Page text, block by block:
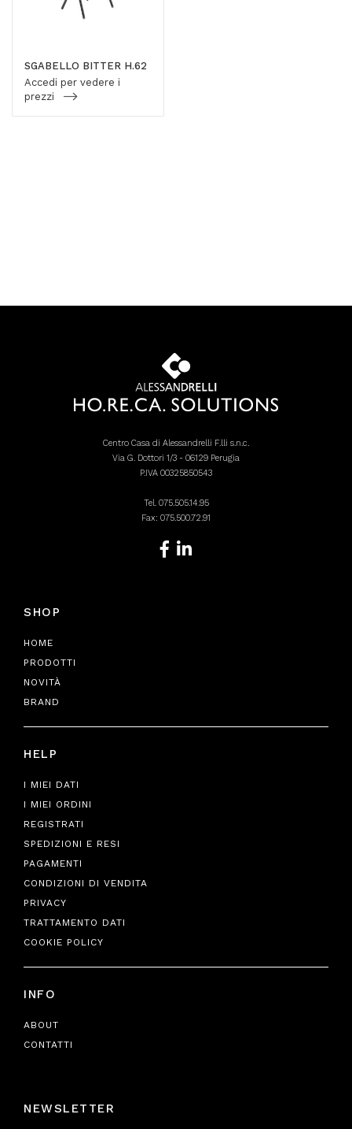
SGABELLO BITTER H.62
Accedi per vedere i
prezzi
Centro Casa di Alessandrelli F.lli s.n.c.
Via G. Dottori 1/3 - 06129 Perugia
P.IVA 00325850543
Tel. 075.505.14.95
Fax: 075.500.72.91
SHOP
HOME
PRODOTTI
NOVITÀ
BRAND
HELP
I MIEI DATI
I MIEI ORDINI
REGISTRATI
SPEDIZIONI E RESI
PAGAMENTI
CONDIZIONI DI VENDITA
PRIVACY
TRATTAMENTO DATI
COOKIE POLICY
INFO
ABOUT
CONTATTI
NEWSLETTER